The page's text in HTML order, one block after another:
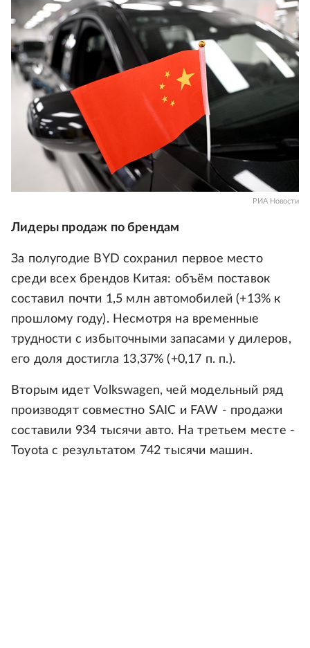
РИА Новости
Лидеры продаж по брендам
За полугодие BYD сохранил первое место
среди всех брендов Китая: объём поставок
составил почти 1,5 млн автомобилей (+13% к
прошлому году). Несмотря на временные
трудности с избыточными запасами у дилеров,
его доля достигла 13,37% (+0,17 п. п.).
Вторым идет Volkswagen, чей модельный ряд
производят совместно SAIC и FAW - продажи
составили 934 тысячи авто. На третьем месте -
Toyota с результатом 742 тысячи машин.